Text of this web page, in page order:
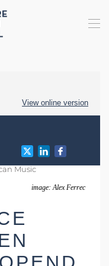
View online version
image: Alex Ferrec